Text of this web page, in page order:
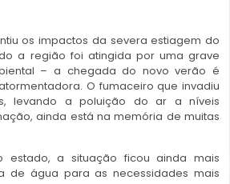
os impactos da severa estiagem do
a região foi atingida por uma grave
– a chegada do novo verão é
O fumaceiro que invadiu
levando a poluição do ar a níveis
ainda está na memória de muitas
estado, a situação ficou ainda mais
de água para as necessidades mais